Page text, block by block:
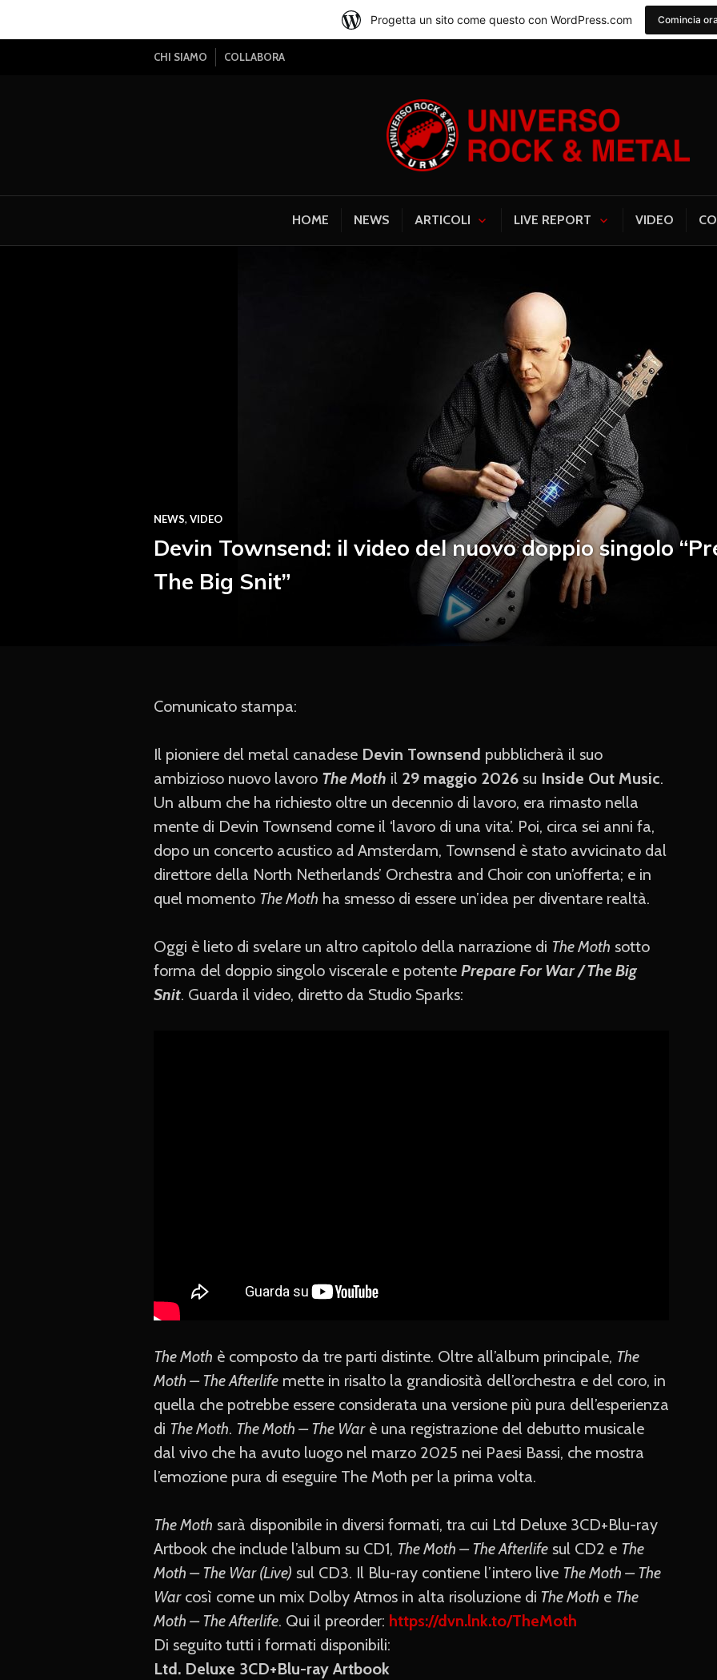
CHI SIAMO COLLABORA
Universo Rock &
HOME NEWS ARTICOLI LIVE REPORT VIDEO
NEWS, VIDEO
Devin Townsend: il video del nuovo doppio singolo
The Big Snit”
Comunicato stampa:
Il pioniere del metal canadese Devin Townsend pubblicherà il suo
ambizioso nuovo lavoro The Moth il 29 maggio 2026 su Inside Out Music.
Un album che ha richiesto oltre un decennio di lavoro, era rimasto nella
mente di Devin Townsend come il ‘lavoro di una vita’. Poi, circa sei anni fa,
dopo un concerto acustico ad Amsterdam, Townsend è stato avvicinato dal
direttore della North Netherlands’ Orchestra and Choir con un’offerta; e in
quel momento The Moth ha smesso di essere un’idea per diventare realtà.
Oggi è lieto di svelare un altro capitolo della narrazione di The Moth sotto
forma del doppio singolo viscerale e potente Prepare For War / The Big
Snit. Guarda il video, diretto da Studio Sparks:
The Moth è composto da tre parti distinte. Oltre all’album principale, The
Moth – The Afterlife mette in risalto la grandiosità dell’orchestra e del coro, in
quella che potrebbe essere considerata una versione più pura dell’esperienza
di The Moth. The Moth – The Warè una registrazione del debutto musicale
dal vivo che ha avuto luogo nel marzo 2025 nei Paesi Bassi, che mostra
l’emozione pura di eseguire The Moth per la prima volta.
The Moth sarà disponibile in diversi formati, tra cui Ltd Deluxe 3CD+Blu-ray
Artbook che include l’album su CD1, The Moth – The Afterlife sul CD2 e The
Moth – The War (Live) sul CD3. Il Blu-ray contiene l’intero live The Moth – The
Warcosì come un mix Dolby Atmos in alta risoluzione di The Moth e The
Moth – The Afterlife. Qui il preorder: https://dvn.lnk.to/TheMoth
Di seguito tutti i formati disponibili:
Ltd. Deluxe 3CD+Blu-ray Artbook
Progetta un sito come questo con WordPress.com Comincia ora